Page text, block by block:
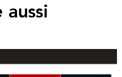
aussi